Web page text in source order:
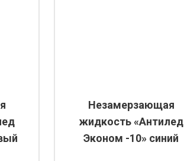
Незамерзающая
жидкость «Антилед
Эконом -10» синий